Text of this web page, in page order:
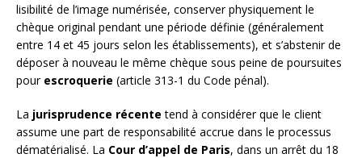
lisibilité de l’image numérisée, conserver physiquement le
chèque original pendant une période définie (généralement
entre 14 et 45 jours selon les établissements), et s’abstenir de
déposer à nouveau le même chèque sous peine de poursuites
pour escroquerie (article 313-1 du Code pénal).
La jurisprudence récente tend à considérer que le client
assume une part de responsabilité accrue dans le processus
dématérialisé. La Cour d’appel de Paris, dans un arrêt du 18